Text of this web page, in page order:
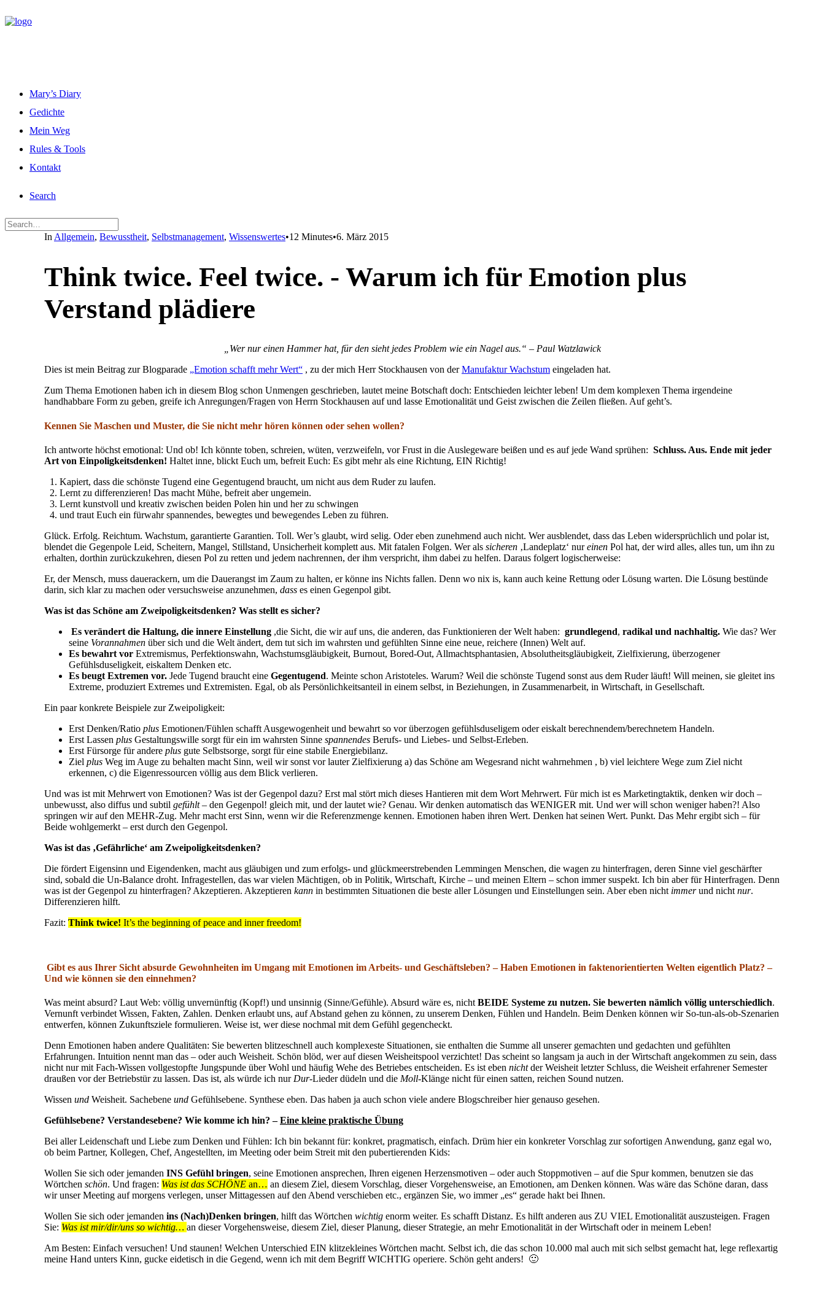
Mary’s Diary
Gedichte
Mein Weg
Rules & Tools
Kontakt
Search
In Allgemein, Bewusstheit, Selbstmanagement, Wissenswertes•12 Minutes•6. März 2015
Think twice. Feel twice. - Warum ich für Emotion plus
Verstand plädiere
„Wer nur einen Hammer hat, für den sieht jedes Problem wie ein Nagel aus.“ – Paul Watzlawick
Dies ist mein Beitrag zur Blogparade „Emotion schafft mehr Wert“ , zu der mich Herr Stockhausen von derManufaktur Wachstum eingeladen hat.
Zum Thema Emotionen haben ich in diesem Blog schon Unmengen geschrieben, lautet meine Botschaft doch: Entschieden leichter leben! Um dem komplexen Thema irgendeine
handhabbare Form zu geben, greife ich Anregungen/Fragen von Herrn Stockhausen auf und lasse Emotionalität und Geist zwischen die Zeilen fließen. Auf geht’s.
Kennen Sie Maschen und Muster, die Sie nicht mehr hören können oder sehen wollen?
Ich antworte höchst emotional: Und ob! Ich könnte toben, schreien, wüten, verzweifeln, vor Frust in die Auslegeware beißen und es auf jede Wand sprühen: Schluss. Aus. Ende mit jeder
Art von Einpoligkeitsdenken! Haltet inne, blickt Euch um, befreit Euch: Es gibt mehr als eine Richtung, EIN Richtig!
Kapiert, dass die schönste Tugend eine Gegentugend braucht, um nicht aus dem Ruder zu laufen.
Lernt zu differenzieren! Das macht Mühe, befreit aber ungemein.
Lernt kunstvoll und kreativ zwischen beiden Polen hin und her zu schwingen
und traut Euch ein fürwahr spannendes, bewegtes und bewegendes Leben zu führen.
Glück. Erfolg. Reichtum. Wachstum, garantierte Garantien. Toll. Wer’s glaubt, wird selig. Oder eben zunehmend auch nicht. Wer ausblendet, dass das Leben widersprüchlich und polar ist,
blendet die Gegenpole Leid, Scheitern, Mangel, Stillstand, Unsicherheit komplett aus. Mit fatalen Folgen. Wer als sicheren ‚Landeplatz‘ nureinen Pol hat, der wird alles, alles tun, um ihn zu
erhalten, dorthin zurückzukehren, diesen Pol zu retten und jedem nachrennen, der ihm verspricht, ihm dabei zu helfen. Daraus folgert logischerweise:
Er, der Mensch, muss dauerackern, um die Dauerangst im Zaum zu halten, er könne ins Nichts fallen. Denn wo nix is, kann auch keine Rettung oder Lösung warten. Die Lösung bestünde
darin, sich klar zu machen oder versuchsweise anzunehmen, dass es einen Gegenpol gibt.
Was ist das Schöne am Zweipoligkeitsdenken? Was stellt es sicher?
Es verändert die Haltung, die innere Einstellung ,die Sicht, die wir auf uns, die anderen, das Funktionieren der Welt haben: grundlegend, radikal und nachhaltig. Wie das? Wer
seine Vorannahmen über sich und die Welt ändert, dem tut sich im wahrsten und gefühlten Sinne eine neue, reichere (Innen) Welt auf.
Es bewahrt vor Extremismus, Perfektionswahn, Wachstumsgläubigkeit, Burnout, Bored-Out, Allmachtsphantasien, Absolutheitsgläubigkeit, Zielfixierung, überzogener
Gefühlsduseligkeit, eiskaltem Denken etc.
Es beugt Extremen vor. Jede Tugend braucht eine Gegentugend. Meinte schon Aristoteles. Warum? Weil die schönste Tugend sonst aus dem Ruder läuft! Will meinen, sie gleitet ins
Extreme, produziert Extremes und Extremisten. Egal, ob als Persönlichkeitsanteil in einem selbst, in Beziehungen, in Zusammenarbeit, in Wirtschaft, in Gesellschaft.
Ein paar konkrete Beispiele zur Zweipoligkeit:
Erst Denken/Ratio plus Emotionen/Fühlen schafft Ausgewogenheit und bewahrt so vor überzogen gefühlsduseligem oder eiskalt berechnendem/berechnetem Handeln.
Erst Lassen plus Gestaltungswille sorgt für ein im wahrsten Sinne spannendes Berufs- und Liebes- und Selbst-Erleben.
Erst Fürsorge für andere plus gute Selbstsorge, sorgt für eine stabile Energiebilanz.
Ziel plus Weg im Auge zu behalten macht Sinn, weil wir sonst vor lauter Zielfixierung a) das Schöne am Wegesrand nicht wahrnehmen , b) viel leichtere Wege zum Ziel nicht
erkennen, c) die Eigenressourcen völlig aus dem Blick verlieren.
Und was ist mit Mehrwert von Emotionen? Was ist der Gegenpol dazu? Erst mal stört mich dieses Hantieren mit dem Wort Mehrwert. Für mich ist es Marketingtaktik, denken wir doch –
unbewusst, also diffus und subtil gefühlt– den Gegenpol! gleich mit, und der lautet wie? Genau. Wir denken automatisch das WENIGER mit. Und wer will schon weniger haben?! Also
springen wir auf den MEHR-Zug. Mehr macht erst Sinn, wenn wir die Referenzmenge kennen. Emotionen haben ihren Wert. Denken hat seinen Wert. Punkt. Das Mehr ergibt sich – für
Beide wohlgemerkt – erst durch den Gegenpol.
Was ist das ‚Gefährliche‘ am Zweipoligkeitsdenken?
Die fördert Eigensinn und Eigendenken, macht aus gläubigen und zum erfolgs- und glückmeerstrebenden Lemmingen Menschen, die wagen zu hinterfragen, deren Sinne viel geschärfter
sind, sobald die Un-Balance droht. Infragestellen, das war vielen Mächtigen, ob in Politik, Wirtschaft, Kirche – und meinen Eltern – schon immer suspekt. Ich bin aber für Hinterfragen. Denn
was ist der Gegenpol zu hinterfragen? Akzeptieren. Akzeptieren kann in bestimmten Situationen die beste aller Lösungen und Einstellungen sein. Aber eben nicht immerund nicht nur.
Differenzieren hilft.
Fazit: Think twice! It’s the beginning of peace and inner freedom!
Gibt es aus Ihrer Sicht absurde Gewohnheiten im Umgang mit Emotionen im Arbeits- und Geschäftsleben? – Haben Emotionen in faktenorientierten Welten eigentlich Platz? –
Und wie können sie den einnehmen?
Was meint absurd? Laut Web: völlig unvernünftig (Kopf!) und unsinnig (Sinne/Gefühle). Absurd wäre es, nicht BEIDE Systeme zu nutzen. Sie bewerten nämlich völlig unterschiedlich.
Vernunft verbindet Wissen, Fakten, Zahlen. Denken erlaubt uns, auf Abstand gehen zu können, zu unserem Denken, Fühlen und Handeln. Beim Denken können wir So-tun-als-ob-Szenarien
entwerfen, können Zukunftsziele formulieren. Weise ist, wer diese nochmal mit dem Gefühl gegencheckt.
Denn Emotionen haben andere Qualitäten: Sie bewerten blitzeschnell auch komplexeste Situationen, sie enthalten die Summe all unserer gemachten und gedachten und gefühlten
Erfahrungen. Intuition nennt man das – oder auch Weisheit. Schön blöd, wer auf diesen Weisheitspool verzichtet! Das scheint so langsam ja auch in der Wirtschaft angekommen zu sein, dass
nicht nur mit Fach-Wissen vollgestopfte Jungspunde über Wohl und häufig Wehe des Betriebes entscheiden. Es ist eben nichtder Weisheit letzter Schluss, die Weisheit erfahrener Semester
draußen vor der Betriebstür zu lassen. Das ist, als würde ich nur Dur-Lieder düdeln und die Moll-Klänge nicht für einen satten, reichen Sound nutzen.
Wissen und Weisheit. Sachebene und Gefühlsebene. Synthese eben. Das haben ja auch schon viele andere Blogschreiber hier genauso gesehen.
Gefühlsebene? Verstandesebene? Wie komme ich hin? –Eine kleine praktische Übung
Bei aller Leidenschaft und Liebe zum Denken und Fühlen: Ich bin bekannt für: konkret, pragmatisch, einfach. Drüm hier ein konkreter Vorschlag zur sofortigen Anwendung, ganz egal wo,
ob beim Partner, Kollegen, Chef, Angestellten, im Meeting oder beim Streit mit den pubertierenden Kids:
Wollen Sie sich oder jemanden INS Gefühl bringen, seine Emotionen ansprechen, Ihren eigenen Herzensmotiven – oder auch Stoppmotiven – auf die Spur kommen, benutzen sie das
Wörtchen schön. Und fragen: Was ist das SCHÖNE an… an diesem Ziel, diesem Vorschlag, dieser Vorgehensweise, an Emotionen, am Denken können. Was wäre das Schöne daran, dass
wir unser Meeting auf morgens verlegen, unser Mittagessen auf den Abend verschieben etc., ergänzen Sie, wo immer „es“ gerade hakt bei Ihnen.
Wollen Sie sich oder jemanden ins (Nach)Denken bringen, hilft das Wörtchen wichtig enorm weiter. Es schafft Distanz. Es hilft anderen aus ZU VIEL Emotionalität auszusteigen. Fragen
Sie: Was ist mir/dir/uns so wichtig… an dieser Vorgehensweise, diesem Ziel, dieser Planung, dieser Strategie, an mehr Emotionalität in der Wirtschaft oder in meinem Leben!
Am Besten: Einfach versuchen! Und staunen! Welchen Unterschied EIN klitzekleines Wörtchen macht. Selbst ich, die das schon 10.000 mal auch mit sich selbst gemacht hat, lege reflexartig
meine Hand unters Kinn, gucke eidetisch in die Gegend, wenn ich mit dem Begriff WICHTIG operiere. Schön geht anders! 🙂